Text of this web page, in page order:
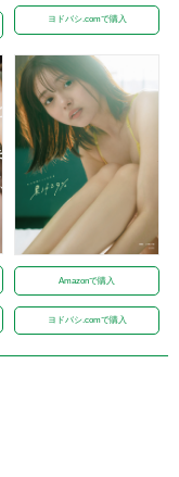
ヨドバシ.comで購入
Amazonで購入
ヨドバシ.comで購入